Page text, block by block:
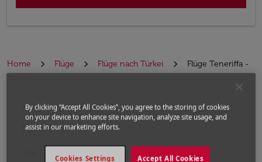
Home Flüge Flüge nach Türkei
Flüge Teneriffa -
Die nächsten Flüge von Teneriffa
nach Konya
Bitte ändern Sie Ihre gewünschte Route (Abflugort
By clicking “Accept All Cookies”, you agree to the storing of cookies
on your device to enhance site navigation, analyze site usage, and
assist in our marketing efforts.
Accept All Cookies
Cookies Settings